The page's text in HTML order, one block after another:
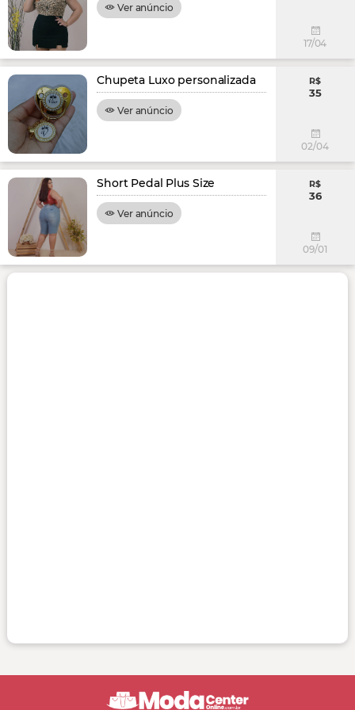
Ver anúncio
17/04
Chupeta Luxo personalizada
Ver anúncio
R$
35
02/04
Short Pedal Plus Size
Ver anúncio
R$
36
09/01